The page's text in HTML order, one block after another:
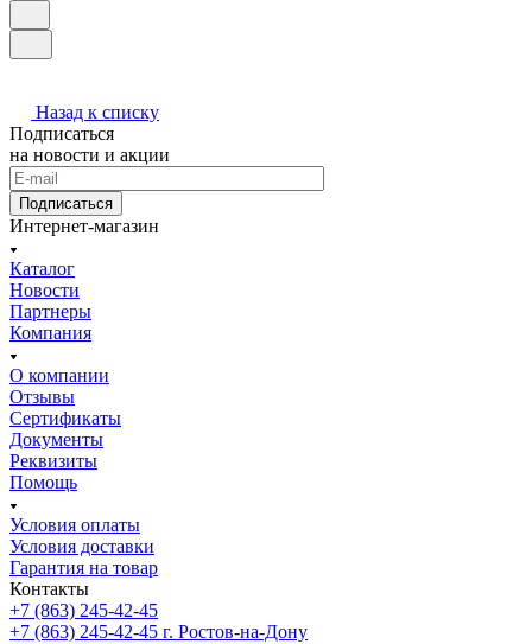
Назад к списку
Подписаться
на новости и акции
Подписаться
Интернет-магазин
Каталог
Новости
Партнеры
Компания
О компании
Отзывы
Сертификаты
Документы
Реквизиты
Помощь
Условия оплаты
Условия доставки
Гарантия на товар
Контакты
+7 (863) 245-42-45
+7 (863) 245-42-45 г. Ростов-на-Дону